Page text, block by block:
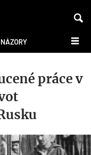
NÁZORY DALŠÍ
práce v